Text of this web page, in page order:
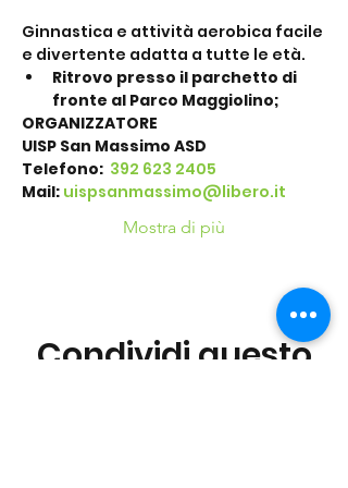
Ginnastica e attività aerobica facile
e divertente adatta a tutte le età.
Ritrovo presso il parchetto di
fronte al Parco Maggiolino;
ORGANIZZATORE
UISP San Massimo ASD
Telefono: 392 623 2405
Mail: uispsanmassimo@libero.it
Mostra di più
Condividi questo